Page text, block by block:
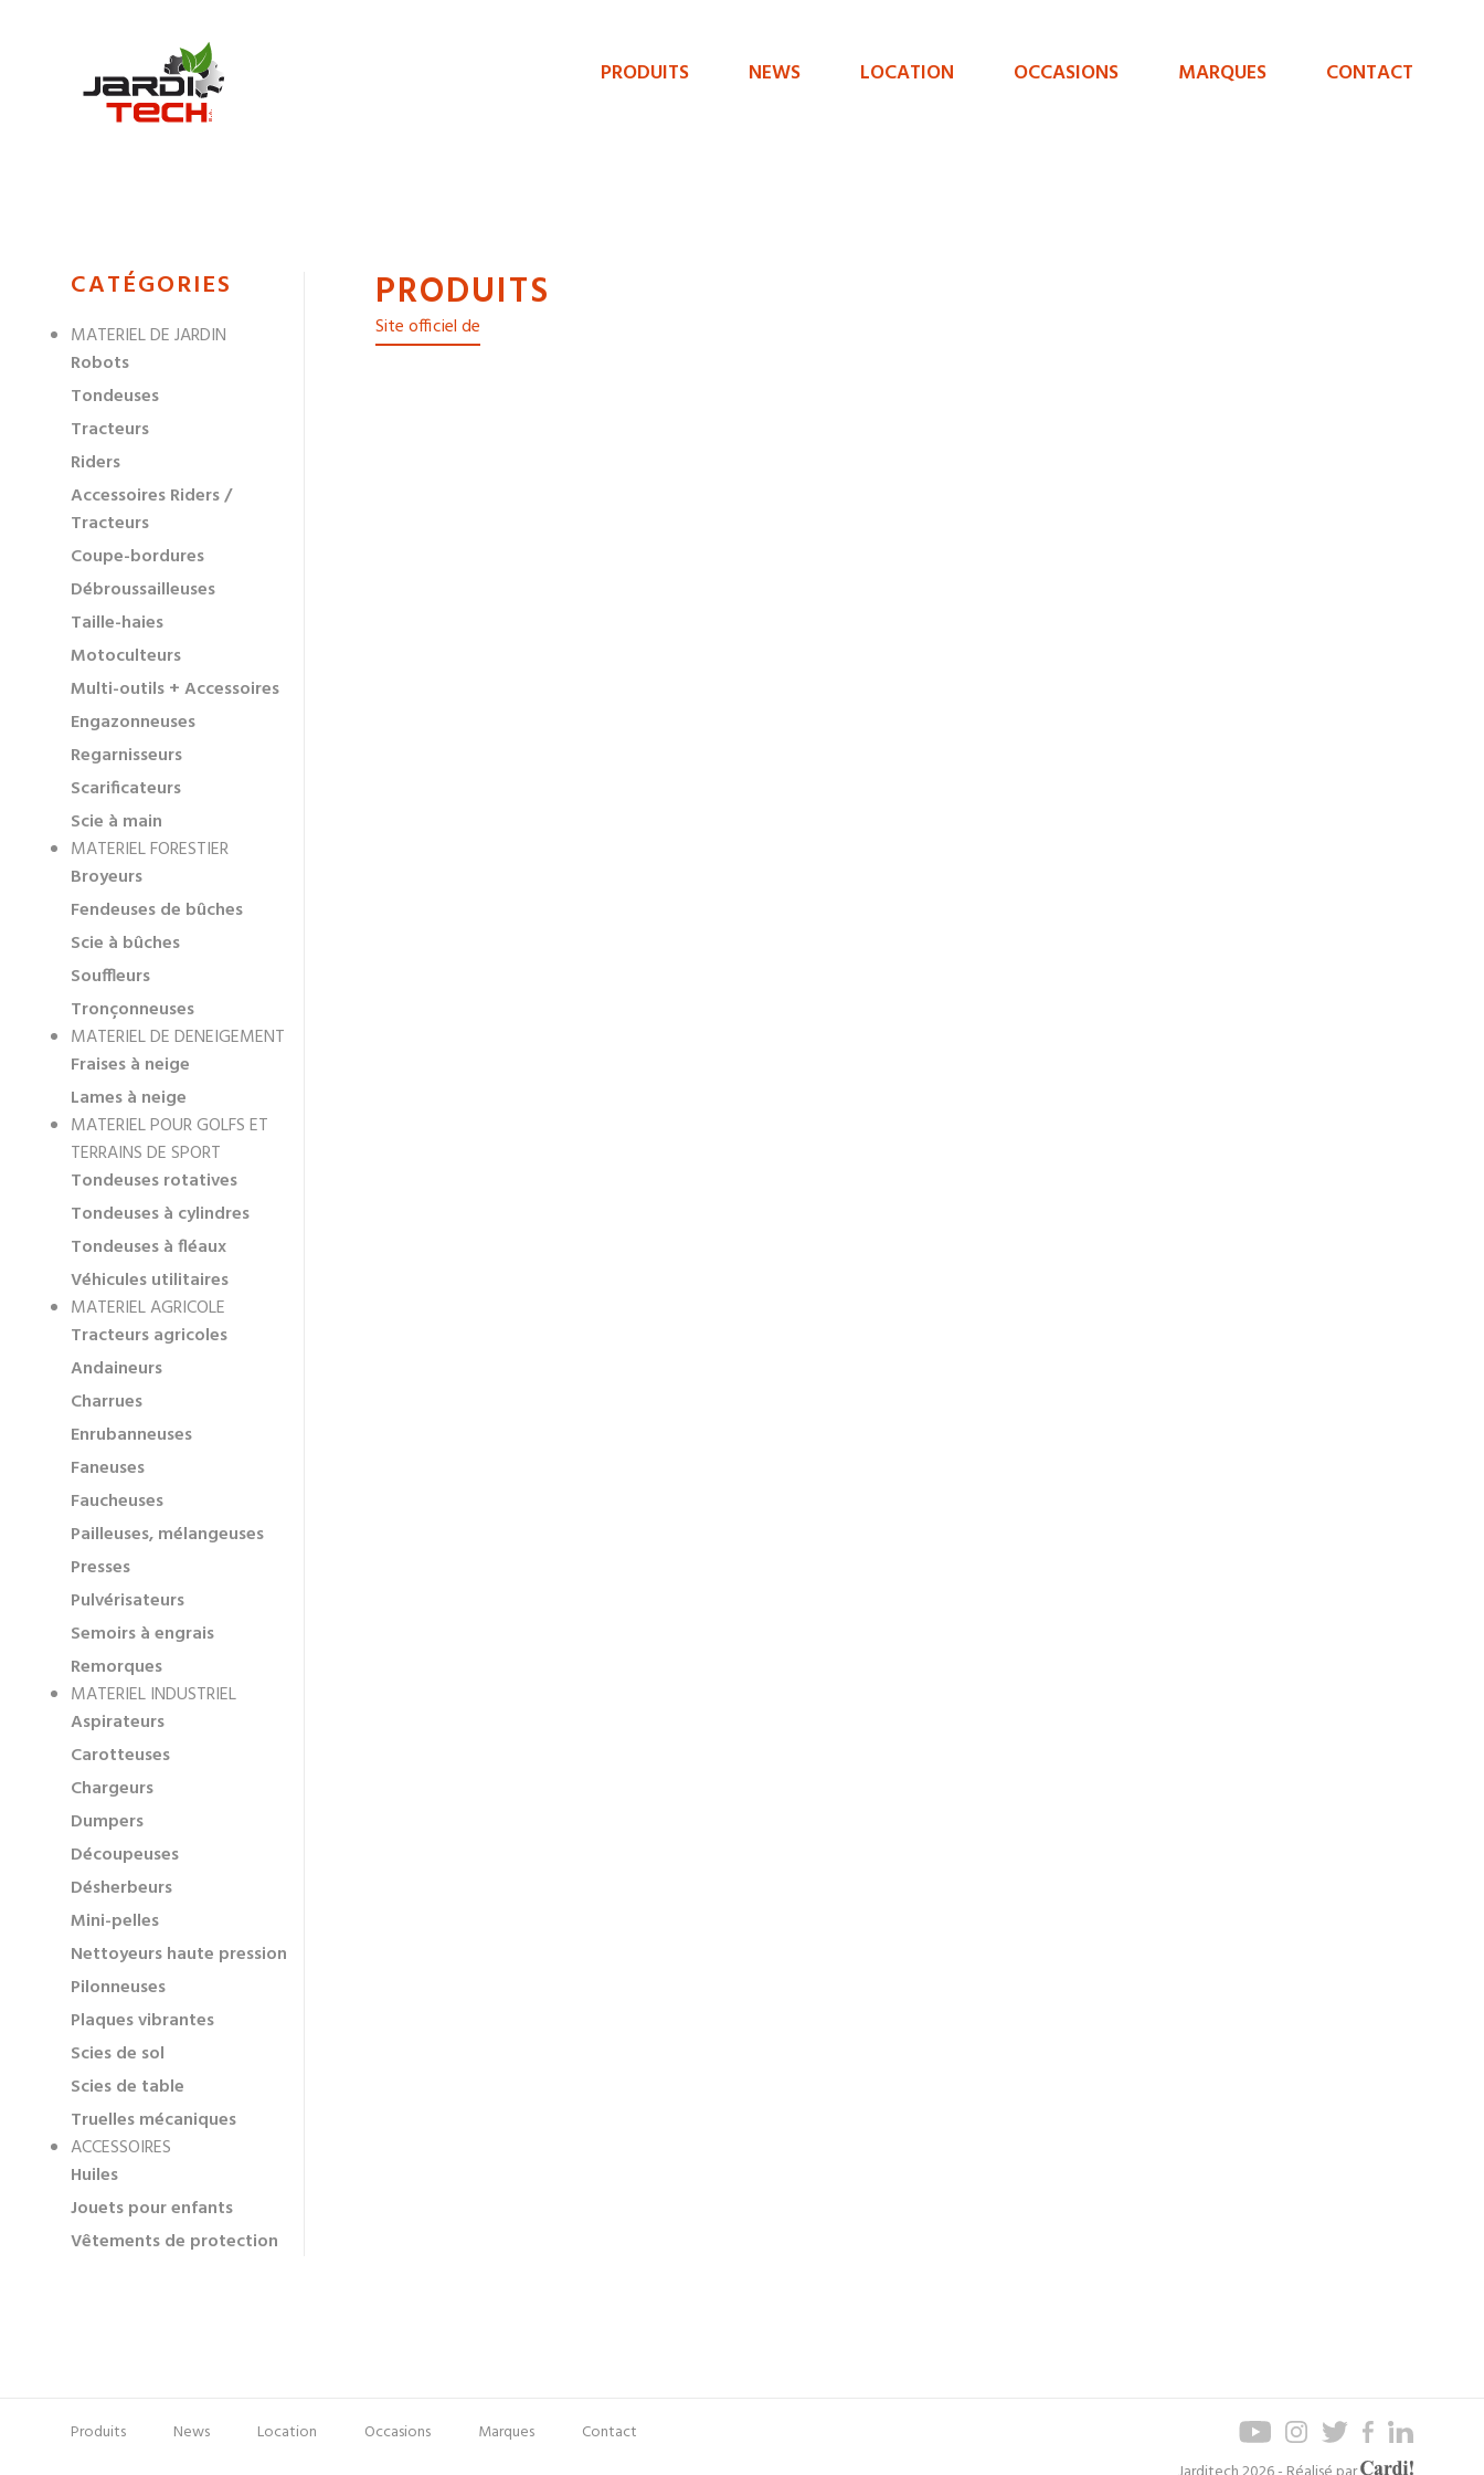
Jarditech
Menu
PRODUITS NEWS LOCATION OCCASIONS MARQUES CONTACT
MENU
NAVIGATION
DES
CATÉGORIES
MATERIEL DE JARDIN
Robots
Tondeuses
Tracteurs
Riders
Accessoires Riders /
Tracteurs
Coupe-bordures
Débroussailleuses
Taille-haies
Motoculteurs
Multi-outils + Accessoires
Engazonneuses
Regarnisseurs
Scarificateurs
Scie à main
MATERIEL FORESTIER
Broyeurs
Fendeuses de bûches
Scie à bûches
Souffleurs
Tronçonneuses
MATERIEL DE DENEIGEMENT
Fraises à neige
Lames à neige
MATERIEL POUR GOLFS ET
TERRAINS DE SPORT
Tondeuses rotatives
Tondeuses à cylindres
Tondeuses à fléaux
Véhicules utilitaires
MATERIEL AGRICOLE
Tracteurs agricoles
Andaineurs
Charrues
Enrubanneuses
Faneuses
Faucheuses
Pailleuses, mélangeuses
Presses
Pulvérisateurs
Semoirs à engrais
Remorques
MATERIEL INDUSTRIEL
Aspirateurs
Carotteuses
Chargeurs
Dumpers
Découpeuses
Désherbeurs
Mini-pelles
Nettoyeurs haute pression
Pilonneuses
Plaques vibrantes
Scies de sol
Scies de table
Truelles mécaniques
ACCESSOIRES
Huiles
Jouets pour enfants
Vêtements de protection
PRODUITS
Site officiel de
Pied
Menu
Produits News Location Occasions Marques
Contact